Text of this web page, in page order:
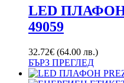
LED ПЛАФОН
49059
32.72€ (64.00 лв.)
БЪРЗ ПРЕГЛЕД